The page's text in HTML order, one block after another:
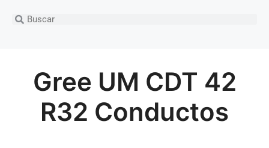
Gree UM CDT 42
R32 Conductos